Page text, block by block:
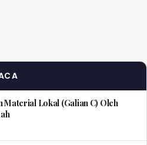
Material Lokal (Galian C) Oleh